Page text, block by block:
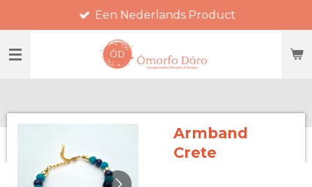
naar
Een Nederlands Product
Armband
Crete